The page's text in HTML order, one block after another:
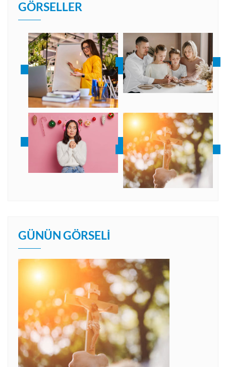
GÖRSELLER
GÜNÜN GÖRSELI